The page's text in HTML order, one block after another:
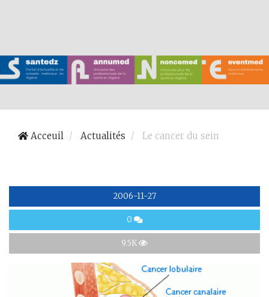
Acceuil Actualités Le cancer du sein
2006-11-27
0
9.5K